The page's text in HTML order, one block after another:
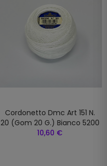
Cordonetto Dmc Art 151 N.
20 (gom 20 G.) Bianco 5200
10,60 €